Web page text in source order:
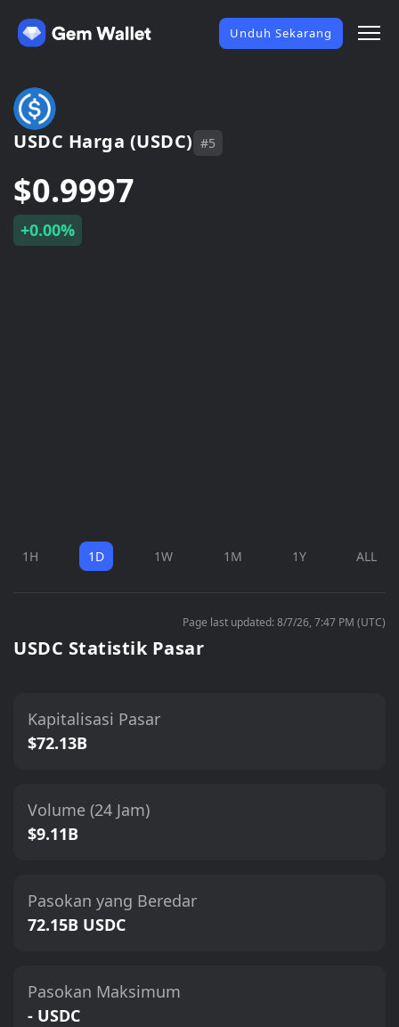
Unduh Sekarang
USDC Harga (USDC) #5
$0.9997
+0.00%
1H 1D 1W 1M 1Y ALL
Page last updated: 8/7/26, 7:47 PM (UTC)
USDC Statistik Pasar
Kapitalisasi Pasar
$72.13B
Volume (24 Jam)
$9.11B
Pasokan yang Beredar
72.15B USDC
Pasokan Maksimum
- USDC